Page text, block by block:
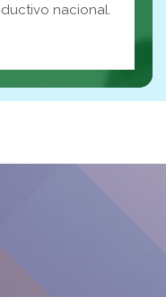
nacional.